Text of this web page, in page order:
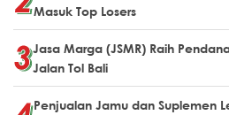
Masuk Top Losers
Jasa Marga (JSMR) Raih
Jalan Tol Bali
Penjualan Jamu dan Suplemen